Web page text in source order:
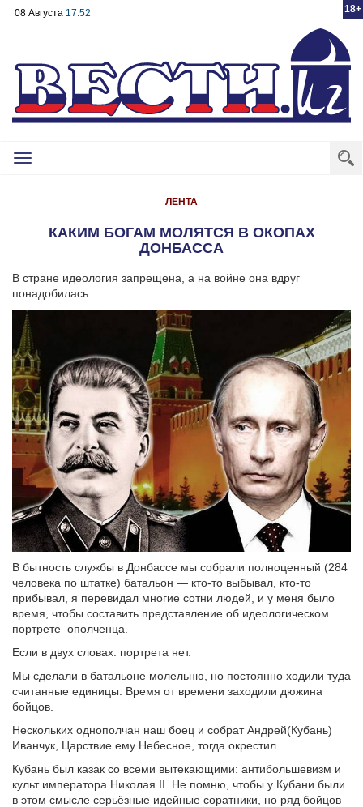
18+
08 Августа 17:52
Toggle
ЛЕНТА
КАКИМ БОГАМ МОЛЯТСЯ В ОКОПАХ
ДОНБАССА
В стране идеология запрещена, а на войне она вдруг
понадобилась.
В бытность службы в Донбассе мы собрали полноценный (284
человека по штатке) батальон — кто-то выбывал, кто-то
прибывал, я перевидал многие сотни людей, и у меня было
время, чтобы составить представление об идеологическом
портрете ополченца.
Если в двух словах: портрета нет.
Мы сделали в батальоне молельню, но постоянно ходили туда
считанные единицы. Время от времени заходили дюжина
бойцов.
Нескольких однополчан наш боец и собрат Андрей(Кубань)
Иванчук, Царствие ему Небесное, тогда окрестил.
Кубань был казак со всеми вытекающими: антибольшевизм и
культ императора Николая II. Не помню, чтобы у Кубани были
в этом смысле серьёзные идейные соратники, но ряд бойцов